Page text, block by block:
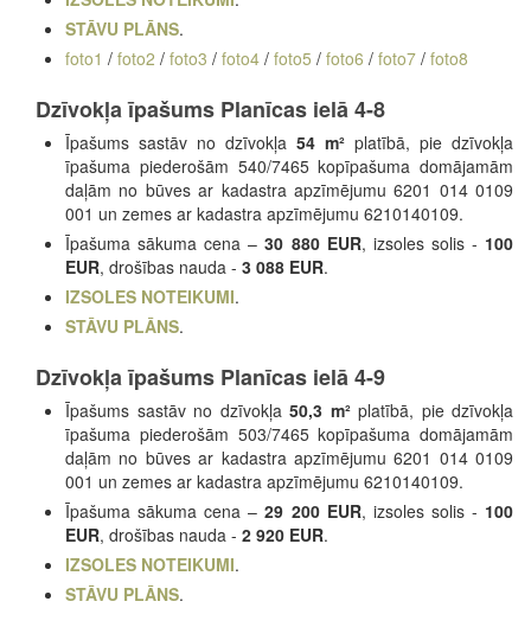
STĀVU PLĀNS.
foto1 / foto2 / foto3 / foto4 / foto5 / foto6 / foto7 / foto8
Dzīvokļa īpašums Planīcas ielā 4-8
Īpašums sastāv no dzīvokļa 54 m² platībā, pie dzīvokļa
īpašuma piederošām 540/7465 kopīpašuma domājamām
daļām no būves ar kadastra apzīmējumu 6201 014 0109
001 un zemes ar kadastra apzīmējumu 6210140109.
Īpašuma sākuma cena –30 880 EUR, izsoles solis - 100
EUR, drošības nauda - 3 088 EUR.
IZSOLES NOTEIKUMI.
STĀVU PLĀNS.
Dzīvokļa īpašums Planīcas ielā 4-9
Īpašums sastāv no dzīvokļa 50,3 m²platībā, pie dzīvokļa
īpašuma piederošām 503/7465 kopīpašuma domājamām
daļām no būves ar kadastra apzīmējumu 6201 014 0109
001 un zemes ar kadastra apzīmējumu 6210140109.
Īpašuma sākuma cena –29 200 EUR, izsoles solis - 100
EUR, drošības nauda - 2 920 EUR.
IZSOLES NOTEIKUMI.
STĀVU PLĀNS.